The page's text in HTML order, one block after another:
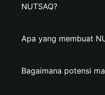
NUTSAQ?
Apa yang membuat
Bagaimana potensi